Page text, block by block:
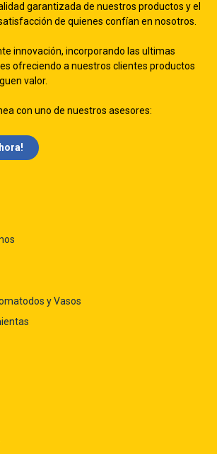
garantizada de nuestros productos y el
de quienes confían en nosotros.
innovación, incorporando las ultimas
ofreciendo a nuestros clientes productos
valor.
con uno de nuestros asesores:
y Vasos